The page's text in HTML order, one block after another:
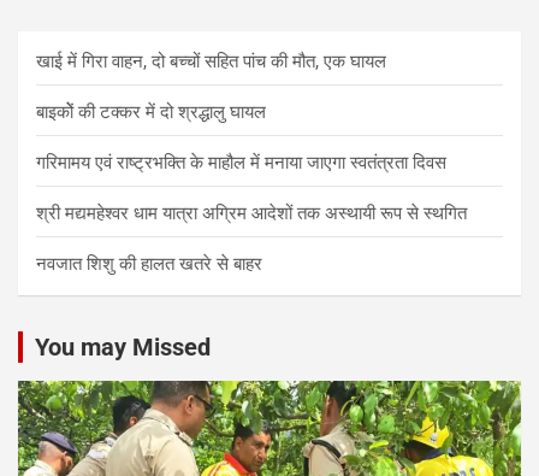
खाई में गिरा वाहन, दो बच्चों सहित पांच की मौत, एक घायल
बाइकोें की टक्कर में दो श्रद्धालु घायल
गरिमामय एवं राष्ट्रभक्ति के माहौल में मनाया जाएगा स्वतंत्रता दिवस
श्री मद्यमहेश्वर धाम यात्रा अग्रिम आदेशों तक अस्थायी रूप से स्थगित
नवजात शिशु की हालत खतरे से बाहर
You may Missed